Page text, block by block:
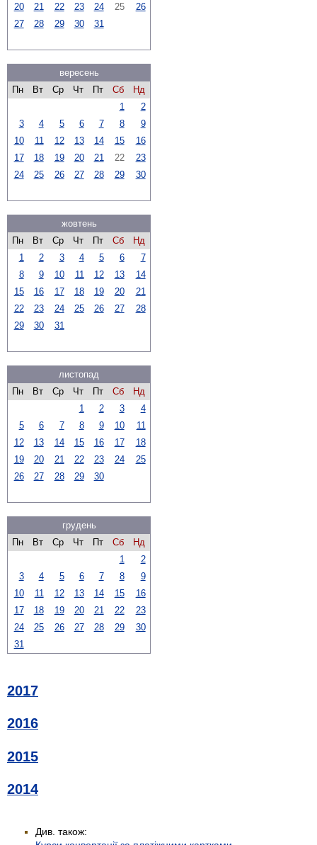
20
21 22 23 24 25
26
27
28 29 30 31
вересень
Пн
Вт Ср Чт Пт Сб
Нд
1
2
3
4 5 6 7 8
9
10
11 12 13 14 15
16
17
18 19 20 21 22
23
24
25 26 27 28 29 30
жовтень
Пн
Вт Ср Чт Пт Сб
Нд
1
2 3 4 5 6
7
8
9 10 11 12 13
14
15
16 17 18 19 20
21
22
23 24 25 26 27
28
29
30 31
листопад
Пн
Вт Ср Чт Пт Сб
Нд
1
2 3
4
5
6 7 8 9 10
11
12
13 14 15 16 17
18
19
20 21 22 23 24
25
26
27 28 29 30
грудень
Пн
Вт Ср Чт Пт Сб
Нд
1
2
3
4 5 6 7 8
9
10
11 12 13 14 15
16
17
18 19 20 21 22
23
24
25 26 27 28 29
30
31
2017
2016
2015
2014
Див. також: